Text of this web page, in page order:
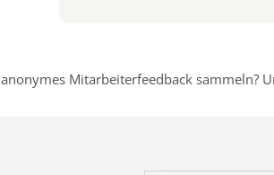
Mitarbeiterfeedback sammeln?